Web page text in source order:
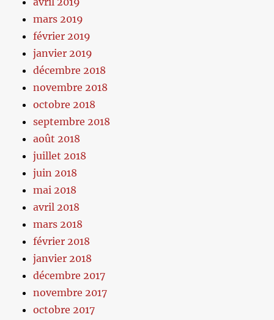
mars 2019
février 2019
janvier 2019
décembre 2018
novembre 2018
octobre 2018
septembre 2018
août 2018
juillet 2018
juin 2018
mai 2018
avril 2018
mars 2018
février 2018
janvier 2018
décembre 2017
novembre 2017
octobre 2017